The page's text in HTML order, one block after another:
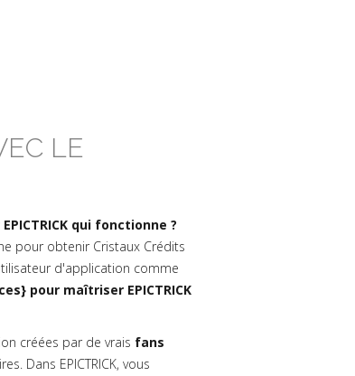
LE
qui fonctionne ?
pour obtenir Cristaux Crédits
d'application comme
pour maîtriser EPICTRICK
créées par de vrais fans
Dans EPICTRICK, vous